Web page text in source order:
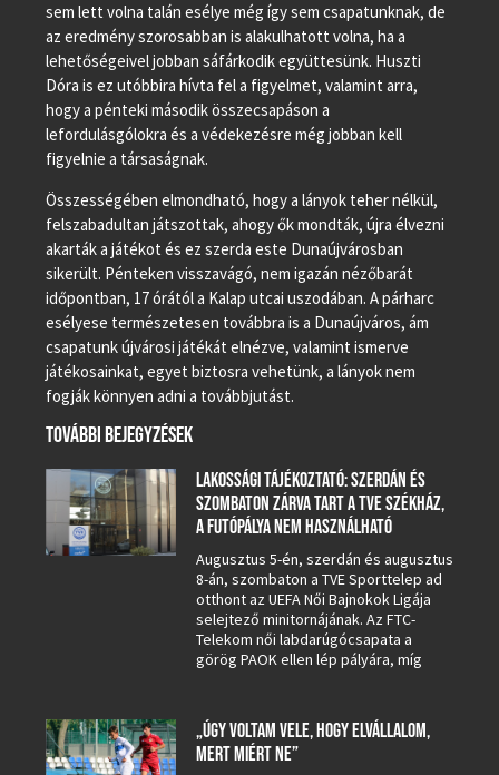
sem lett volna talán esélye még így sem csapatunknak, de
az eredmény szorosabban is alakulhatott volna, ha a
lehetőségeivel jobban sáfárkodik együttesünk. Huszti
Dóra is ez utóbbira hívta fel a figyelmet, valamint arra,
hogy a pénteki második összecsapáson a
lefordulásgólokra és a védekezésre még jobban kell
figyelnie a társaságnak.
Összességében elmondható, hogy a lányok teher nélkül,
felszabadultan játszottak, ahogy ők mondták, újra élvezni
akarták a játékot és ez szerda este Dunaújvárosban
sikerült. Pénteken visszavágó, nem igazán nézőbarát
időpontban, 17 órától a Kalap utcai uszodában. A párharc
esélyese természetesen továbbra is a Dunaújváros, ám
csapatunk újvárosi játékát elnézve, valamint ismerve
játékosainkat, egyet biztosra vehetünk, a lányok nem
fogják könnyen adni a továbbjutást.
TOVÁBBI BEJEGYZÉSEK
LAKOSSÁGI TÁJÉKOZTATÓ: SZERDÁN ÉS
SZOMBATON ZÁRVA TART A TVE SZÉKHÁZ,
A FUTÓPÁLYA NEM HASZNÁLHATÓ
Augusztus 5-én, szerdán és augusztus
8-án, szombaton a TVE Sporttelep ad
otthont az UEFA Női Bajnokok Ligája
selejtező minitornájának. Az FTC-
Telekom női labdarúgócsapata a
görög PAOK ellen lép pályára, míg
„ÚGY VOLTAM VELE, HOGY ELVÁLLALOM,
MERT MIÉRT NE”